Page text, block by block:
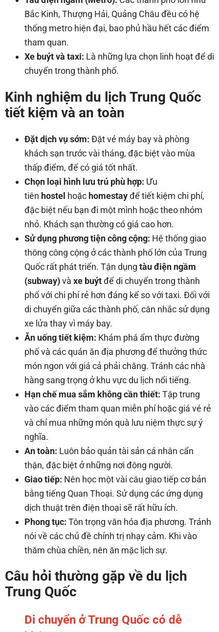
Bắc Kinh, Thượng Hải, Quảng Châu đều có hệ
thống metro hiện đại, bao phủ hầu hết các điểm
tham quan.
Xe buýt và taxi: Là những lựa chọn linh hoạt để di
chuyển trong thành phố.
Kinh nghiệm du lịch Trung Quốc
tiết kiệm và an toàn
Đặt dịch vụ sớm: Đặt vé máy bay và phòng
khách sạn trước vài tháng, đặc biệt vào mùa
thấp điểm, để có giá tốt nhất.
Chọn loại hình lưu trú phù hợp: Ưu
tiên hostel hoặc homestayđể tiết kiệm chi phí,
đặc biệt nếu bạn đi một mình hoặc theo nhóm
nhỏ. Khách sạn thường có giá cao hơn.
Sử dụng phương tiện công cộng: Hệ thống giao
thông công cộng ở các thành phố lớn của Trung
Quốc rất phát triển. Tận dụng tàu điện ngầm
(subway)và xe buýtđể di chuyển trong thành
phố với chi phí rẻ hơn đáng kể so với taxi. Đối với
di chuyển giữa các thành phố, cân nhắc sử dụng
xe lửa thay vì máy bay.
Ăn uống tiết kiệm: Khám phá ẩm thực đường
phố và các quán ăn địa phương để thưởng thức
món ngon với giá cả phải chăng. Tránh các nhà
hàng sang trọng ở khu vực du lịch nổi tiếng.
Hạn chế mua sắm không cần thiết: Tập trung
vào các điểm tham quan miễn phí hoặc giá vé rẻ
và chỉ mua những món quà lưu niệm thực sự ý
nghĩa.
An toàn: Luôn bảo quản tài sản cá nhân cẩn
thận, đặc biệt ở những nơi đông người.
Giao tiếp: Nên học một vài câu giao tiếp cơ bản
bằng tiếng Quan Thoại. Sử dụng các ứng dụng
dịch thuật trên điện thoại sẽ rất hữu ích.
Phong tục: Tôn trọng văn hóa địa phương. Tránh
nói về các chủ đề chính trị nhạy cảm. Khi vào
thăm chùa chiền, nên ăn mặc lịch sự.
Câu hỏi thường gặp về du lịch
Trung Quốc
Di chuyển ở Trung Quốc có dễ